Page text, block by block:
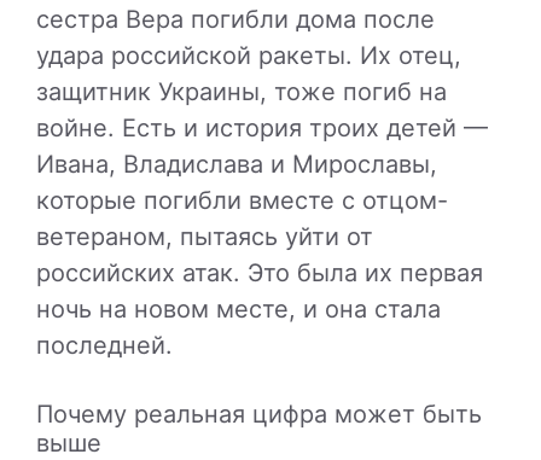
сестра Вера погибли дома после
удара российской ракеты. Их отец,
защитник Украины, тоже погиб на
войне. Есть и история троих детей —
Ивана, Владислава и Мирославы,
которые погибли вместе с отцом-
ветераном, пытаясь уйти от
российских атак. Это была их первая
ночь на новом месте, и она стала
последней.
Почему реальная цифра может быть
выше